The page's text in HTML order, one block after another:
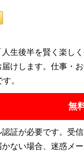
生後半を賢く楽し
届けします。仕事・
。
無
証が必要です。受
ない場合、迷惑メ